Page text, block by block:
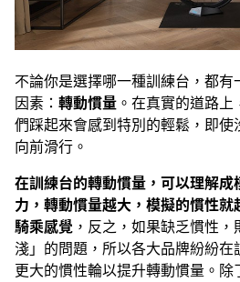
不論你是選擇哪一種訓練台，都
因素： 轉動慣量 。在真實的道路
們踩起來會感到特別的輕鬆，即使
向前滑行。
在訓練台的轉動慣量，可以理解
力，轉動慣量越大，模擬的慣性
騎乘感覺 ，反之，如果缺乏慣性
淺」的問題，所以各大品牌紛紛
更大的慣性輪以提升轉動慣量。